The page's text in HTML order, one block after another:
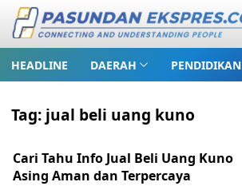
HEADLINE DAERAH PENDIDIKAN
Tag: jual beli uang kuno
Cari Tahu Info Jual Beli Uang Kuno
Asing Aman dan Terpercaya